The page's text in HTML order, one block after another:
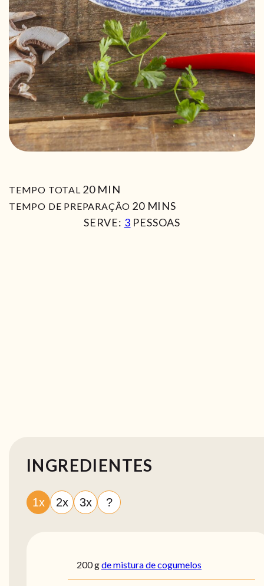
TEMPO TOTAL 20MIN
MIN
TEMPO DE PREPARAÇÃO 20MIN
MINS
SERVE: 3 PESSOAS
INGREDIENTES
1x 2x 3x ?
200gde mistura de cogumelos